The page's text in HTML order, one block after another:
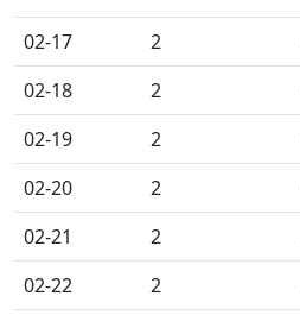
02-17
2
02-18
2
02-19
2
02-20
2
02-21
2
02-22
2